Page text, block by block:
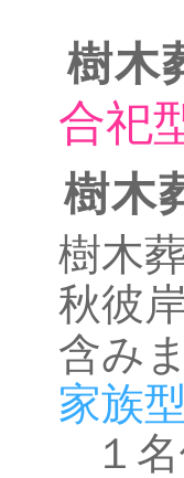
樹木
合祀
樹木
樹木
秋彼
含み
家族
１